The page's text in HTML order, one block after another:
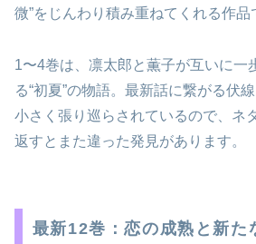
微”をじんわり積み重ねてくれる作品
1〜4巻は、凛太郎と薫子が互いに一
る“初夏”の物語。最新話に繋がる伏
小さく張り巡らされているので、ネ
返すとまた違った発見があります。
最新12巻：恋の成熟と新た